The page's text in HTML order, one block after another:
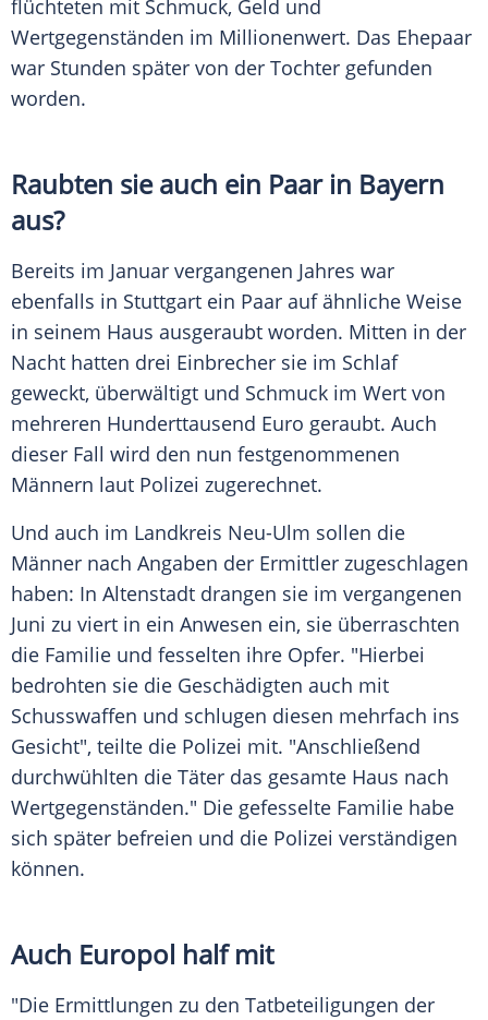
flüchteten mit Schmuck, Geld und
Wertgegenständen im Millionenwert. Das Ehepaar
war Stunden später von der Tochter gefunden
worden.
Raubten sie auch ein Paar in Bayern
aus?
Bereits im Januar vergangenen Jahres war
ebenfalls in Stuttgart ein Paar auf ähnliche Weise
in seinem Haus ausgeraubt worden. Mitten in der
Nacht hatten drei Einbrecher sie im Schlaf
geweckt, überwältigt und Schmuck im Wert von
mehreren Hunderttausend Euro geraubt. Auch
dieser Fall wird den nun festgenommenen
Männern laut Polizei zugerechnet.
Und auch im Landkreis Neu-Ulm sollen die
Männer nach Angaben der Ermittler zugeschlagen
haben: In Altenstadt drangen sie im vergangenen
Juni zu viert in ein Anwesen ein, sie überraschten
die Familie und fesselten ihre Opfer. "Hierbei
bedrohten sie die Geschädigten auch mit
Schusswaffen und schlugen diesen mehrfach ins
Gesicht", teilte die Polizei mit. "Anschließend
durchwühlten die Täter das gesamte Haus nach
Wertgegenständen." Die gefesselte Familie habe
sich später befreien und die Polizei verständigen
können.
Auch Europol half mit
"Die Ermittlungen zu den Tatbeteiligungen der